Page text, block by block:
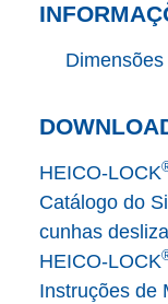
HEICO-LOCK
Catálogo do
cunhas
HEICO-LOCK
Instruções de